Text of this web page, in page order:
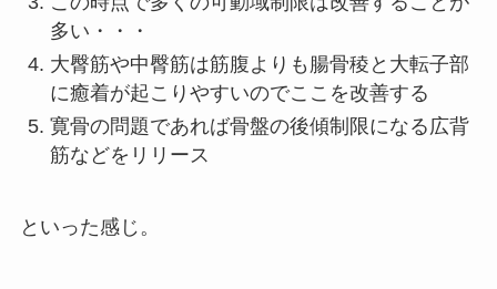
多い・・・
大臀筋や中臀筋は筋腹よりも腸骨稜と大転子部
に癒着が起こりやすいのでここを改善する
寛骨の問題であれば骨盤の後傾制限になる広背
筋などをリリース
といった感じ。